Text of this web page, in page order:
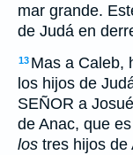
mar grande.
de Judá en
13 Mas a Caleb,
los hijos de
SEÑOR a
de Anac, que
los tres hijos de